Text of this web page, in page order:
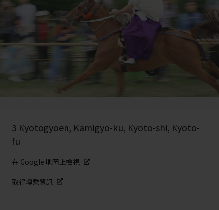
3 Kyotogyoen, Kamigyo-ku, Kyoto-shi, Kyoto-
fu
在 Google 地圖上檢視
取得轉乘資訊